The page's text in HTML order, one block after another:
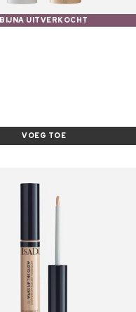
BIJNA UITVERKOCHT
VOEG TOE